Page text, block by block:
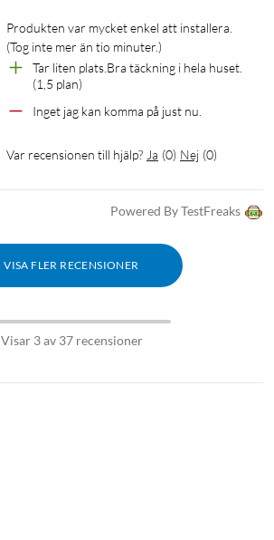
Produkten var mycket enkel att installera.
(Tog inte mer än tio minuter.)
Tar liten plats.Bra täckning i hela huset.
(1,5 plan)
Inget jag kan komma på just nu.
Var recensionen till hjälp? Ja (0) Nej (0)
Powered By TestFreaks
VISA FLER RECENSIONER
Visar 3 av 37 recensioner